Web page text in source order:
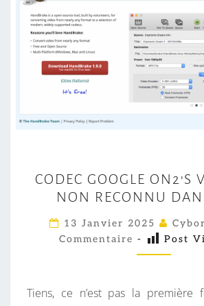
O
D
E
C
G
O
CODEC GOOGLE ON2’S
NON RECONNU
13 Janvier 2025
Commentaire - Post
Tiens, ce n’est pas la